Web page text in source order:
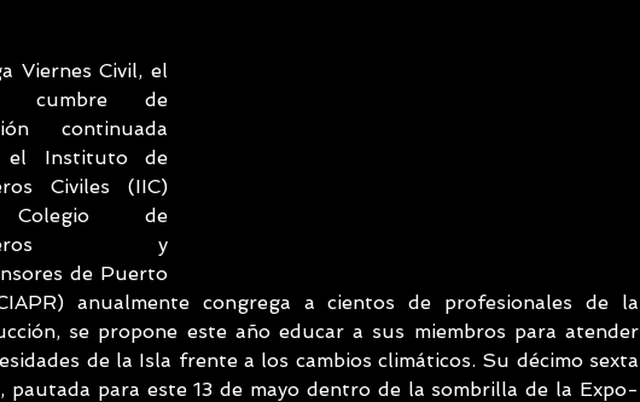
Viernes Civil, el
cumbre de
continuada
el Instituto de
Civiles (IIC)
de
y
de Puerto
anualmente congrega a cientos de profesionales de la
se propone este año educar a sus miembros para atender
de la Isla frente a los cambios climáticos. Su décimo sexta
pautada para este 13 de mayo dentro de la sombrilla de la Expo-